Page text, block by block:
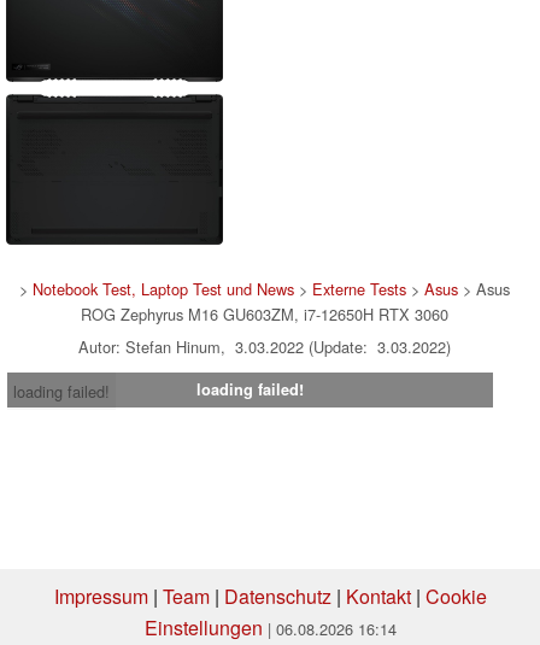
> Notebook Test, Laptop Test und News> Externe Tests> Asus> Asus
ROG Zephyrus M16 GU603ZM, i7-12650H RTX 3060
Autor: Stefan Hinum, 3.03.2022 (Update: 3.03.2022)
loading failed!
loading failed!
Impressum| Team| Datenschutz| Kontakt| Cookie
Einstellungen | 06.08.2026 16:14